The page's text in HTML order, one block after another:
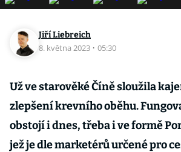
Jiří Liebreich
8. května 2023 · 05:30
Už ve starověké Číně sloužila
zlepšení krevního oběhu.
obstojí i dnes, třeba i ve formě
jež je dle marketérů určené pro